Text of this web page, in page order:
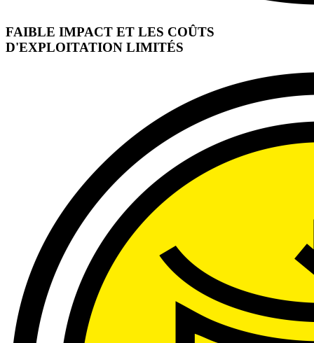
FAIBLE IMPACT ET LES COÛTS
D'EXPLOITATION LIMITÉS